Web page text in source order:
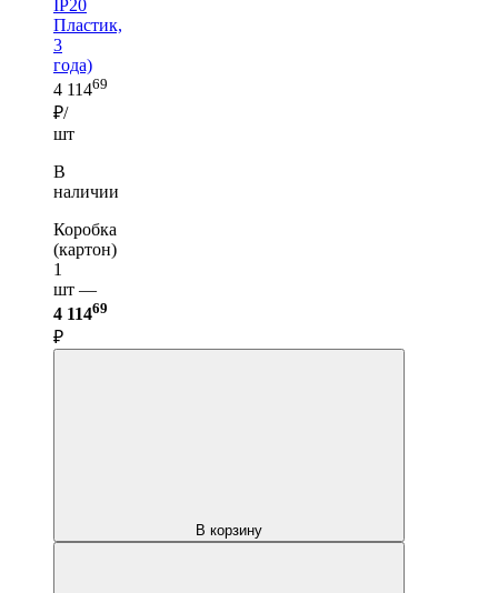
IP20
Пластик,
3
года)
4 11469
₽/
шт
В
наличии
Коробка
(картон)
1
шт —
4 11469
₽
В корзину